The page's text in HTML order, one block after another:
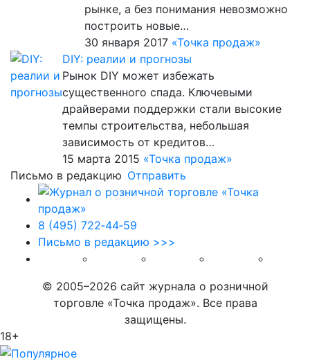
рынке, а без понимания невозможно
построить новые…
30 января 2017 «Точка продаж»
DIY: реалии и прогнозы
Рынок DIY может избежать
существенного спада. Ключевыми
драйверами поддержки стали высокие
темпы строительства, небольшая
зависимость от кредитов…
15 марта 2015 «Точка продаж»
Письмо в редакцию Отправить
8 (495) 722‑44‑59
Письмо в редакцию >>>
© 2005–2026 сайт журнала о розничной
торговле «Точка продаж». Все права
защищены.
18+